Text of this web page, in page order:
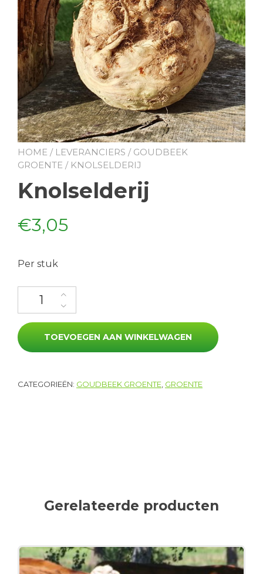
HOME / LEVERANCIERS / GOUDBEEK
GROENTE / KNOLSELDERIJ
Knolselderij
€3,05
Per stuk
Knolselderij aantal
TOEVOEGEN AAN WINKELWAGEN
CATEGORIEËN: GOUDBEEK GROENTE GROENTE
Gerelateerde producten